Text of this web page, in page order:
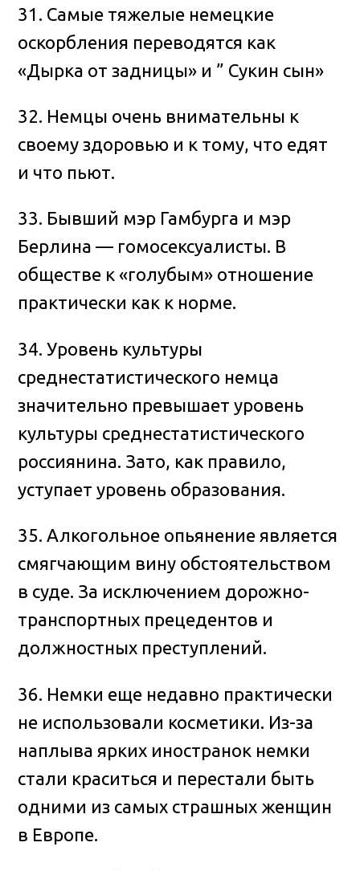
31. Самые тяжелые немецкие
оскорбления переводятся как
«Дырка от задницы» и ” Сукин сын»
32. Немцы очень внимательны к
своему здоровью и к тому, что едят
и что пьют.
33. Бывший мэр Гамбурга и мэр
Берлина — гомосексуалисты. В
обществе к «голубым» отношение
практически как к норме.
34. Уровень культуры
среднестатистического немца
значительно превышает уровень
культуры среднестатистического
россиянина. Зато, как правило,
уступает уровень образования.
35. Алкогольное опьянение является
смягчающим вину обстоятельством
в суде. За исключением дорожно-
транспортных прецедентов и
должностных преступлений.
36. Немки еще недавно практически
не использовали косметики. Из-за
наплыва ярких иностранок немки
стали краситься и перестали быть
одними из самых страшных женщин
в Европе.